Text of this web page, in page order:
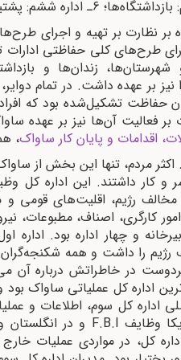
داشت که علاوه بر نظارت بر تهیه و
طرح‌های کلی حفاظتی ادارات
زندان‌ها و
بر عهده داشت. در تمام
تشکیل‌شده بود که افراد
آن‌ها نیز بر عهده
اقدامات و پایان کار ساواک،
مردم، تنها این بخش از
و کار داشتند. این اداره کل
رژیم، اقلیت‌های قومی
کارگری، اصناف، مطبوعات،
و چهار اداره بود. اداره
را داشت و همه شکنجه‌گران
در خاطراتش درباره آن
اداره کل عملیاتی ساواک
کل سوم، اطلاعات و
کل، در مواردی عملیات خارج